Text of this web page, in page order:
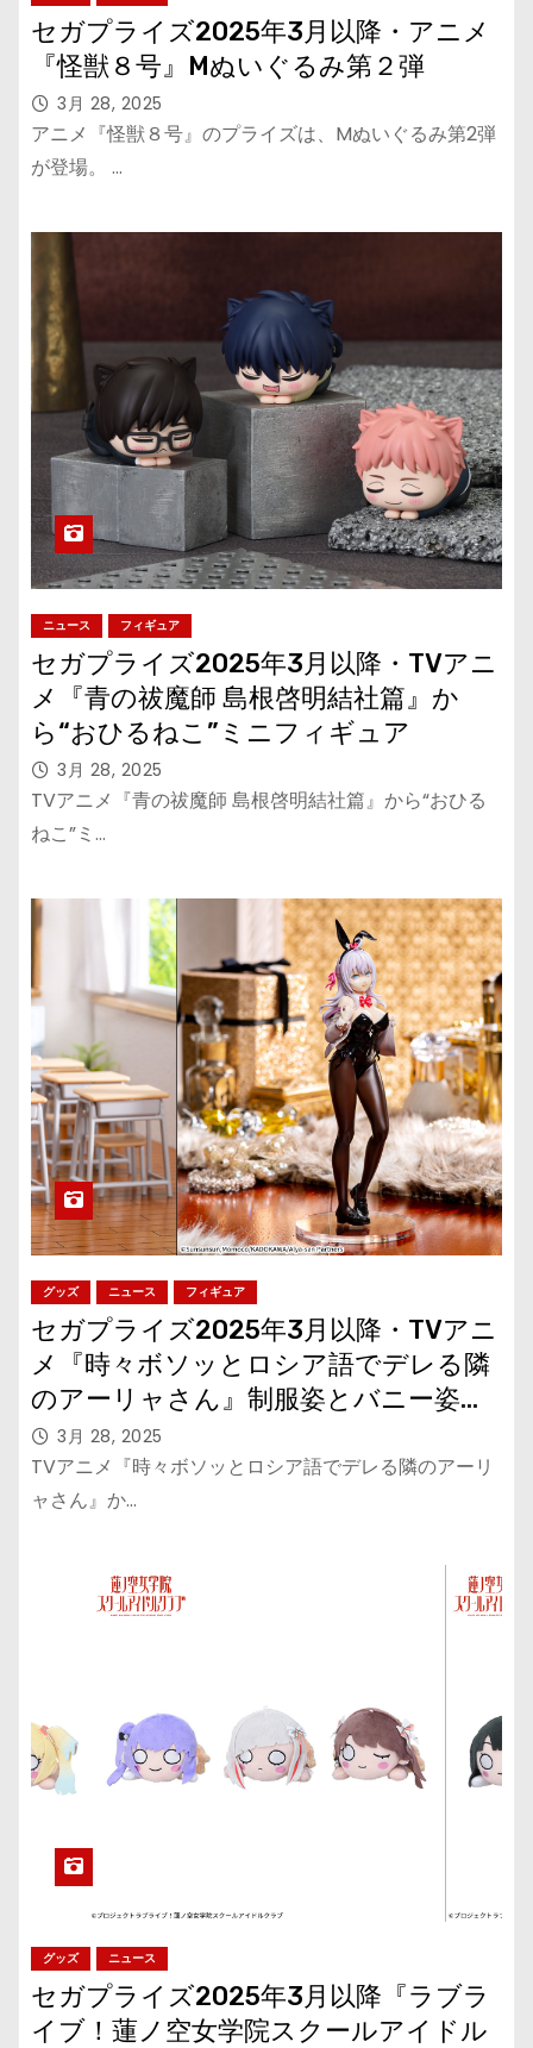
セガプライズ2025年3月以降・アニメ
『怪獣８号』Mぬいぐるみ第２弾
3月 28, 2025
アニメ『怪獣８号』のプライズは、Mぬいぐるみ第2弾
が登場。 …
ニュース フィギュア
セガプライズ2025年3月以降・TVアニ
メ『青の祓魔師 島根啓明結社篇』か
ら“おひるねこ”ミニフィギュア
3月 28, 2025
TVアニメ『青の祓魔師 島根啓明結社篇』から“おひる
ねこ”ミ…
グッズ ニュース フィギュア
セガプライズ2025年3月以降・TVアニ
メ『時々ボソッとロシア語でデレる隣
のアーリャさん』制服姿とバニー姿の
「アーリャ」フィギュアが登場
3月 28, 2025
TVアニメ『時々ボソッとロシア語でデレる隣のアーリ
ャさん』か…
グッズ ニュース
セガプライズ2025年3月以降『ラブラ
イブ！蓮ノ空女学院スクールアイドル